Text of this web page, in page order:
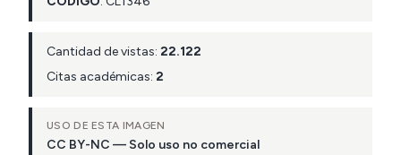
Cantidad de vistas: 22.122
Citas académicas: 2
USO DE ESTA IMAGEN
CC BY-NC — Solo uso no comercial